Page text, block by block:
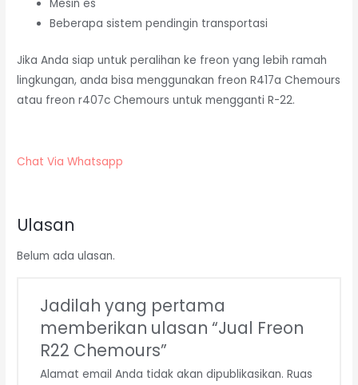
Mesin es
Beberapa sistem pendingin transportasi
Jika Anda siap untuk peralihan ke freon yang lebih ramah
lingkungan, anda bisa menggunakan freon R417a Chemours
atau freon r407c Chemours untuk mengganti R-22.
Chat Via Whatsapp
Ulasan
Belum ada ulasan.
Jadilah yang pertama
memberikan ulasan “Jual Freon
R22 Chemours”
Alamat email Anda tidak akan dipublikasikan. Ruas